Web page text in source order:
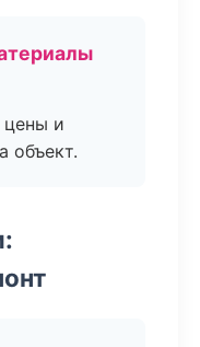
и
объект.